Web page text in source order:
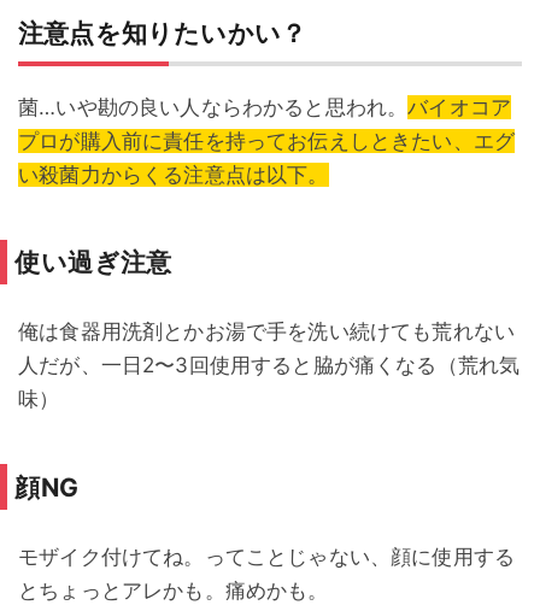
注意点を知りたいかい？
菌…いや勘の良い人ならわかると思われ。バイオコア
プロが購入前に責任を持ってお伝えしときたい、エグ
い殺菌力からくる注意点は以下。
使い過ぎ注意
俺は食器用洗剤とかお湯で手を洗い続けても荒れない
人だが、一日2〜3回使用すると脇が痛くなる（荒れ気
味）
顔NG
モザイク付けてね。ってことじゃない、顔に使用する
とちょっとアレかも。痛めかも。